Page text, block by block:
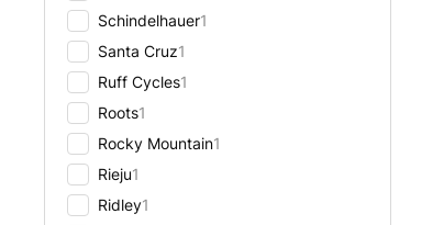
Schindelhauer1
Santa Cruz1
Ruff Cycles1
Roots1
Rocky Mountain1
Rieju1
Ridley1